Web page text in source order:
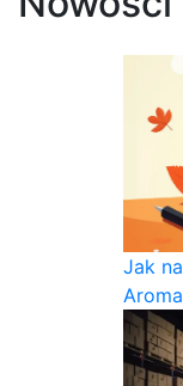
Jak